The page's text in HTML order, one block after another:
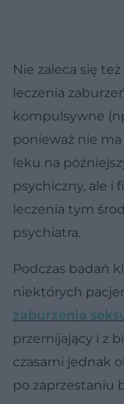
Nie zaleca się
leczenia
kompulsywne
ponieważ nie
leku na
psychiczny, ale i
leczenia tym
psychiatra.
Podczas badań
niektórych
zaburzenia
przemijający i z
czasami jednak
po zaprzestaniu